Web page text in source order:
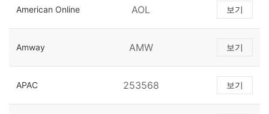
American Online AOL 보기
Amway AMW 보기
APAC 253568 보기